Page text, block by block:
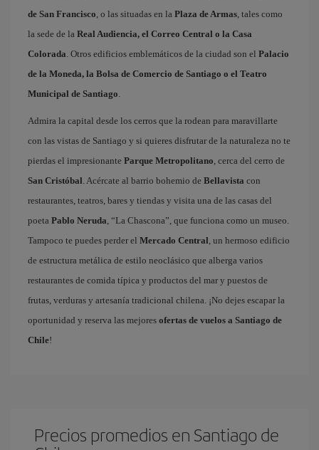
de San Francisco, o las situadas en la Plaza de Armas, tales como
la sede de la Real Audiencia, el Correo Central o la Casa
Colorada. Otros edificios emblemáticos de la ciudad son el Palacio
de la Moneda, la Bolsa de Comercio de Santiago o el Teatro
Municipal de Santiago.
Admira la capital desde los cerros que la rodean para maravillarte
con las vistas de Santiago y si quieres disfrutar de la naturaleza no te
pierdas el impresionante Parque Metropolitano, cerca del cerro de
San Cristóbal. Acércate al barrio bohemio de Bellavista con
restaurantes, teatros, bares y tiendas y visita una de las casas del
poeta Pablo Neruda, “La Chascona”, que funciona como un museo.
Tampoco te puedes perder el Mercado Central, un hermoso edificio
de estructura metálica de estilo neoclásico que alberga varios
restaurantes de comida típica y productos del mar y puestos de
frutas, verduras y artesanía tradicional chilena. ¡No dejes escapar la
oportunidad y reserva las mejores ofertas de vuelos a Santiago de
Chile!
Precios promedios en Santiago de